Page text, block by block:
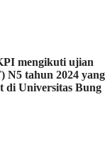
mengikuti ujian
N5 tahun 2024 yang
di Universitas Bung